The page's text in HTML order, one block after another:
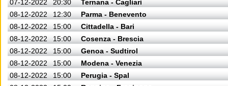
07-12-2022 20:30
Ternana - Cagliari
08-12-2022
12:30
Parma - Benevento
08-12-2022
15:00
Cittadella - Bari
08-12-2022
15:00
Cosenza - Brescia
08-12-2022
15:00
Genoa - Sudtirol
08-12-2022
15:00
Modena - Venezia
08-12-2022
15:00
Perugia - Spal